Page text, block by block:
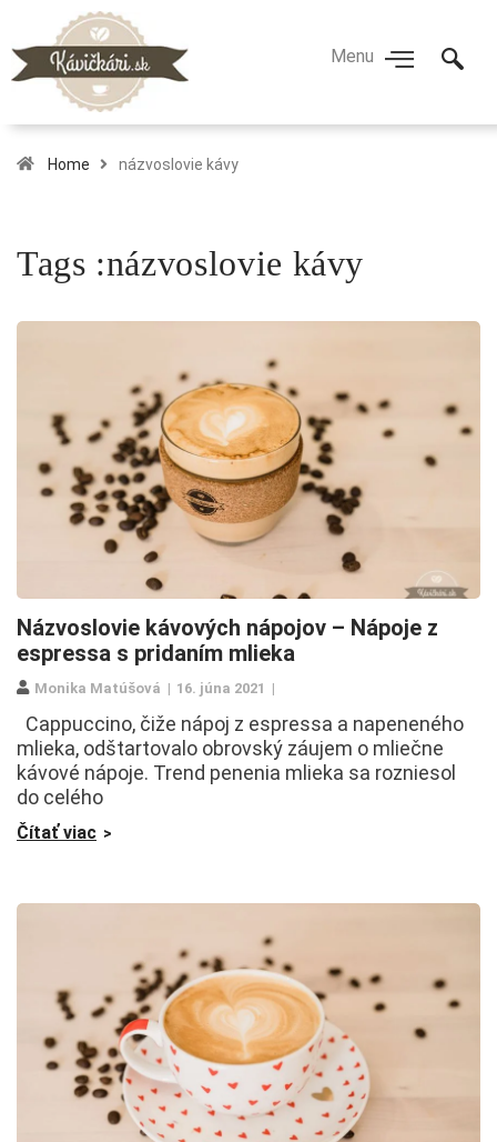
Home názvoslovie kávy
Tags :názvoslovie kávy
Názvoslovie kávových nápojov – Nápoje z
espressa s pridaním mlieka
Monika Matúšová 16. júna 2021
Cappuccino, čiže nápoj z espressa a napeneného
mlieka, odštartovalo obrovský záujem o mliečne
kávové nápoje. Trend penenia mlieka sa rozniesol
do celého
Čítať viac